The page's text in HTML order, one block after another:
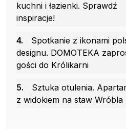
kuchni i łazienki. Sprawdź
inspiracje!
4.
Spotkanie z ikonami
designu. DOMOTEKA
gości do Królikarni
5.
Sztuka otulenia.
z widokiem na staw Wróbla